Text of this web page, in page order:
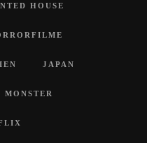
HOUSE
JAPAN
MONSTER